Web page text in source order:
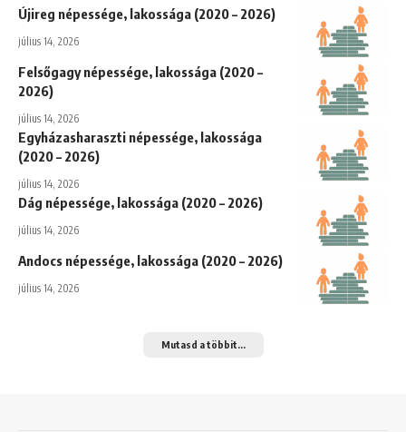
Újireg népessége, lakossága (2020 – 2026)
július 14, 2026
Felsőgagy népessége, lakossága (2020 –
2026)
július 14, 2026
Egyházasharaszti népessége, lakossága
(2020 – 2026)
július 14, 2026
Dág népessége, lakossága (2020 – 2026)
július 14, 2026
Andocs népessége, lakossága (2020 – 2026)
július 14, 2026
Mutasd a többit...